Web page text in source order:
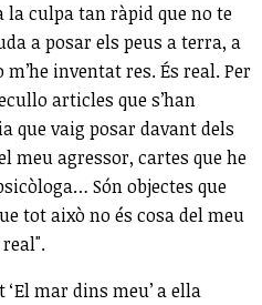
culpa tan ràpid que no te
a posar els peus a terra, a
inventat res. És real. Per
articles que s’han
que vaig posar davant dels
meu agressor, cartes que he
Són objectes que
tot això no és cosa del meu
real".
mar dins meu’ a ella